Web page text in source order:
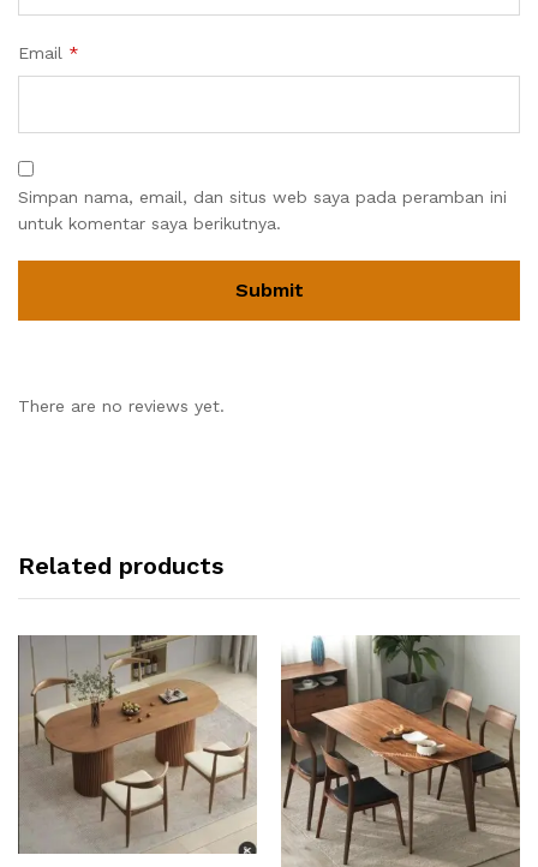
Email *
Simpan nama, email, dan situs web saya pada peramban ini
untuk komentar saya berikutnya.
There are no reviews yet.
Related products